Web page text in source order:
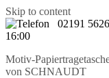
Skip to content
02191
16:00
Motiv-
von SCHNAUDT